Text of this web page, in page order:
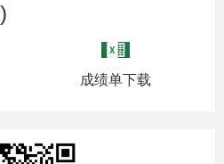
成绩单下载